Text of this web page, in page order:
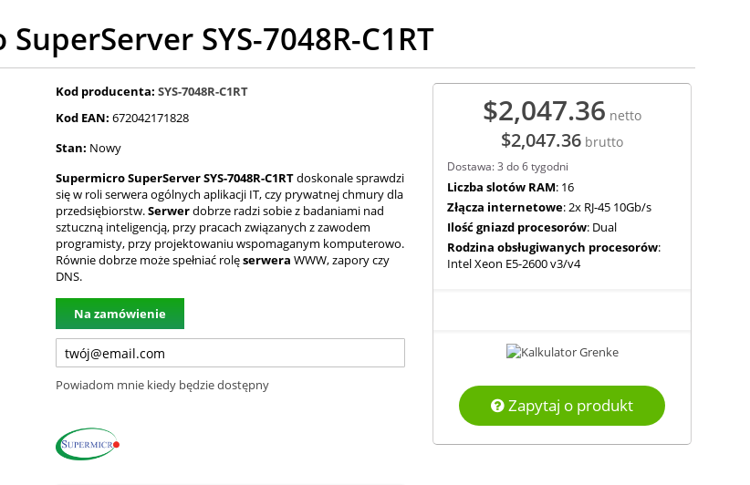
SYS-7048R-C1RT
Kod producenta: SYS-7048R-C1RT
Kod EAN: 672042171828
Stan: Nowy
Supermicro SuperServer SYS-7048R-C1RTdoskonale sprawdzi
się w roli serwera ogólnych aplikacji IT, czy prywatnej chmury dla
przedsiębiorstw.Serwerdobrze radzi sobie z badaniami nad
sztuczną inteligencją, przy pracach związanych z zawodem
programisty, przy projektowaniu wspomaganym komputerowo.
Równie dobrze może spełniać rolęserwera WWW, zapory czy
DNS.
Na zamówienie
Powiadom mnie kiedy będzie dostępny
$2,047.36 netto
$2,047.36 brutto
Dostawa: 3 do 6 tygodni
Liczba slotów RAM: 16
Złącza internetowe: 2x RJ-45 10Gb/s
Ilość gniazd procesorów: Dual
Rodzina obsługiwanych procesorów:
Intel Xeon E5-2600 v3/v4
Zapytaj o produkt